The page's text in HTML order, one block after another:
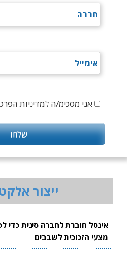
אני מסכימ/ה למדיניות
ייצור
אינטל חוברת לחברה סינית
מצעי הזכוכית לשבבים